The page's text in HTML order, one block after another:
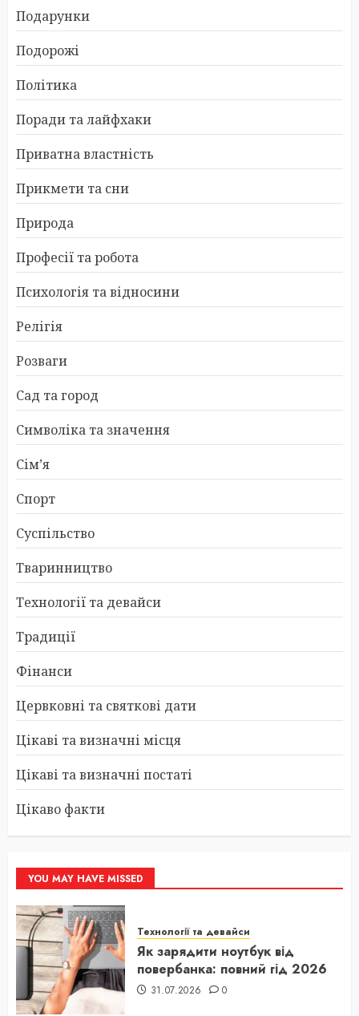
Подарунки
Подорожі
Політика
Поради та лайфхаки
Приватна властність
Прикмети та сни
Природа
Професії та робота
Психологія та відносини
Релігія
Розваги
Сад та город
Символіка та значення
Сім’я
Спорт
Суспільство
Тваринництво
Технології та девайси
Традиції
Фінанси
Цервковні та святкові дати
Цікаві та визначні місця
Цікаві та визначні постаті
Цікаво факти
YOU MAY HAVE MISSED
Технології та девайси
Як зарядити ноутбук від
повербанка: повний гід 2026
31.07.2026 0